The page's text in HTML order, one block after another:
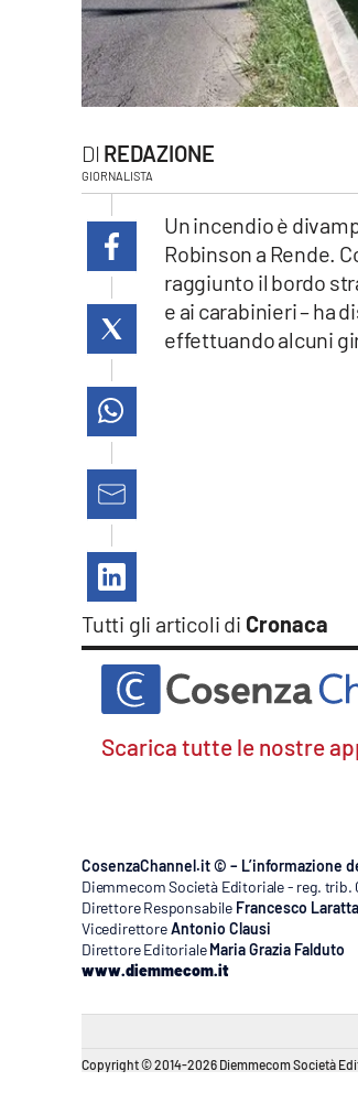
lacitymag.it
cosenzachannel.it
ilvibonese.it
catanzarochannel.it
Vai
REDAZIONE
GIORNALISTA
Tutti gli articoli di Cronaca
Un incendio è
Robinson a Rende.
raggiunto il bordo
e ai carabinieri – ha
effettuando alcuni
Scarica tutte le nostre
CosenzaChannel.it © – L’informazione
Diemmecom Società Editoriale - reg. trib.
Direttore Responsabile Francesco Laratta
VicedirettoreAntonio Clausi
Direttore Editoriale Maria Grazia Falduto
www.diemmecom.it
Copyright © 2014-2026 Diemmecom Società